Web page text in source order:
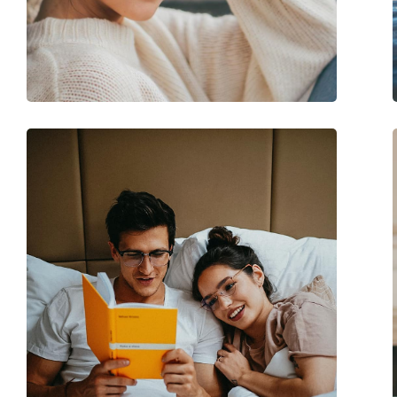
Gewicht:
165 g
Verstellbare Nasenpads:
Nein
Federscharnier:
Accessories
Reinigungstuch:
Ja
Weiteres
Herren
Kategorie:
Sonnenbrillen
Marke:
Tommy Hilfiger
Verwendung:
Mode
Code:
TH 1675/S IPQ KU